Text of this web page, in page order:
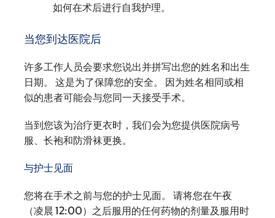
如何在术后进行自我护理。
当您到达医院后
许多工作人员会要求您说出并拼写出您的姓名和出生
日期。 这是为了保障您的安全。 因为姓名相同或相
似的患者可能会与您同一天接受手术。
当到您该为治疗更衣时，我们会为您提供医院病号
服、长袍和防滑袜更换。
与护士见面
您将在手术之前与您的护士见面。 请将您在午夜
（凌晨 12:00）之后服用的任何药物的剂量及服用时